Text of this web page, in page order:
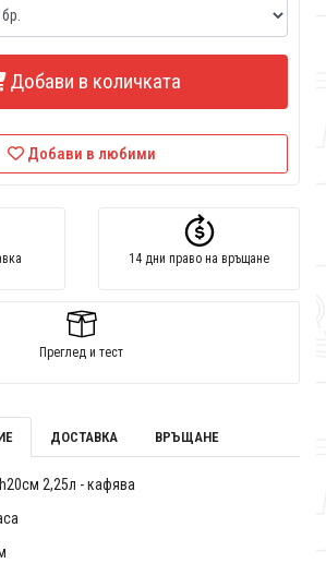
Добави в количката
Добави в любими
14 дни право на връщане
Преглед и тест
ДОСТАВКА ВРЪЩАНЕ
2,25л - кафява